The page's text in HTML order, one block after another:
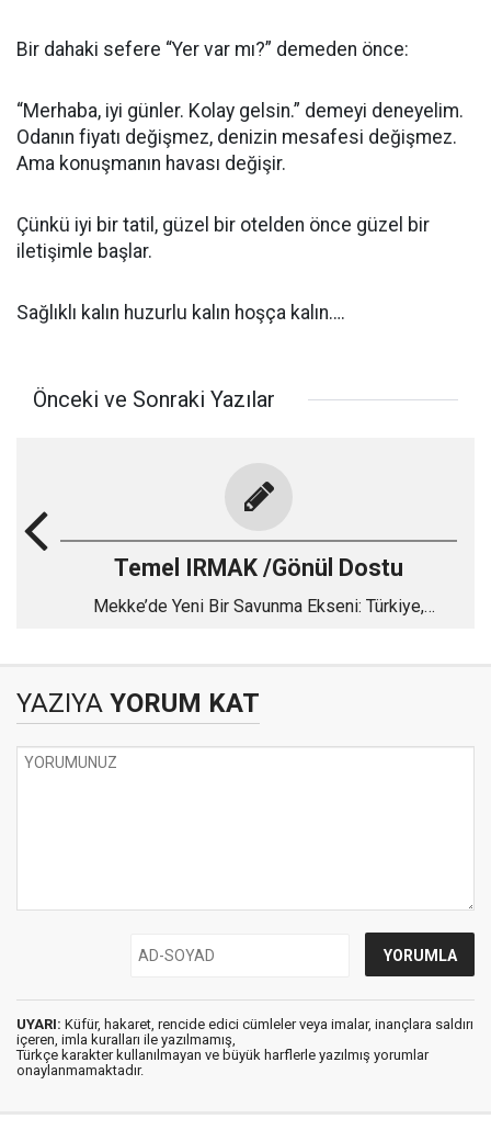
Bir dahaki sefere “Yer var mı?” demeden önce:
“Merhaba, iyi günler. Kolay gelsin.” demeyi deneyelim.
Odanın fiyatı değişmez, denizin mesafesi değişmez.
Ama konuşmanın havası değişir.
Çünkü iyi bir tatil, güzel bir otelden önce güzel bir
iletişimle başlar.
Sağlıklı kalın huzurlu kalın hoşça kalın….
Önceki ve Sonraki Yazılar
Temel IRMAK /Gönül Dostu
Mekke’de Yeni Bir Savunma Ekseni: Türkiye,
YAZIYA YORUM KAT
UYARI: Küfür, hakaret, rencide edici cümleler veya imalar, inançlara saldırı
içeren, imla kuralları ile yazılmamış,
Türkçe karakter kullanılmayan ve büyük harflerle yazılmış yorumlar
onaylanmamaktadır.